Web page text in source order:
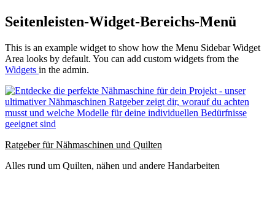
Zum
Inhalt
Seitenleisten-Widget-Bereichs-Menü
This is an example widget to show how the Menu Sidebar Widget
Area looks by default. You can add custom widgets from the
Widgets in the admin.
Ratgeber für Nähmaschinen und Quilten
Alles rund um Quilten, nähen und andere Handarbeiten